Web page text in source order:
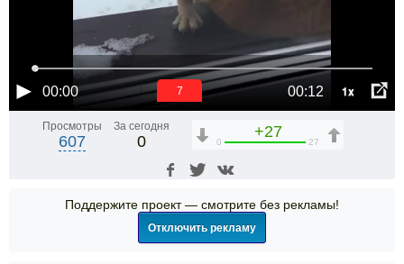
00:00 00:12 1x
6
Просмотры
607
За сегодня
0
+27
0 27
Поддержите проект — смотрите без рекламы!
Отключить рекламу